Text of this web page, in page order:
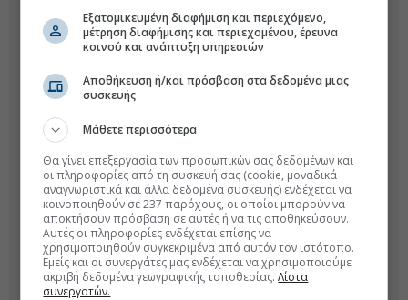
Εξατομικευμένη διαφήμιση και περιεχόμενο,
μέτρηση διαφήμισης και περιεχομένου, έρευνα
κοινού και ανάπτυξη υπηρεσιών
Αποθήκευση ή/και πρόσβαση στα δεδομένα μιας
συσκευής
Μάθετε περισσότερα
Θα γίνει επεξεργασία των προσωπικών σας δεδομένων και
οι πληροφορίες από τη συσκευή σας (cookie, μοναδικά
αναγνωριστικά και άλλα δεδομένα συσκευής) ενδέχεται να
κοινοποιηθούν σε 237 παρόχους, οι οποίοι μπορούν να
αποκτήσουν πρόσβαση σε αυτές ή να τις αποθηκεύσουν.
Αυτές οι πληροφορίες ενδέχεται επίσης να
χρησιμοποιηθούν συγκεκριμένα από αυτόν τον ιστότοπο.
Εμείς και οι συνεργάτες μας ενδέχεται να χρησιμοποιούμε
ακριβή δεδομένα γεωγραφικής τοποθεσίας.Λίστα
συνεργατών.